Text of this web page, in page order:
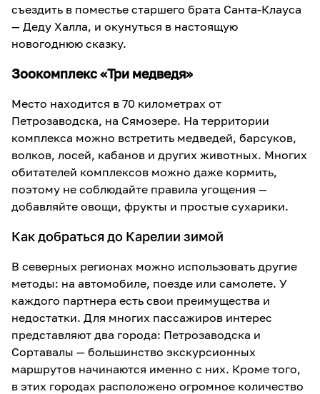
съездить в поместье старшего брата Санта-Клауса
— Деду Халла, и окунуться в настоящую
новогоднюю сказку.
Зоокомплекс «Три медведя»
Место находится в 70 километрах от
Петрозаводска, на Сямозере. На территории
комплекса можно встретить медведей, барсуков,
волков, лосей, кабанов и других животных. Многих
обитателей комплексов можно даже кормить,
поэтому не соблюдайте правила угощения —
добавляйте овощи, фрукты и простые сухарики.
Как добраться до Карелии зимой
В северных регионах можно использовать другие
методы: на автомобиле, поезде или самолете. У
каждого партнера есть свои преимущества и
недостатки. Для многих пассажиров интерес
представляют два города: Петрозаводска и
Сортавалы — большинство экскурсионных
маршрутов начинаются именно с них. Кроме того,
в этих городах расположено огромное количество